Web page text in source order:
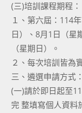
(三)培訓課程期程：
１、第六屆：114
日）、8月1日（星
（星期日）。
２、每次培訓皆為
三、遴選申請方式
(一)請於即日起至
完 整填寫個人資料